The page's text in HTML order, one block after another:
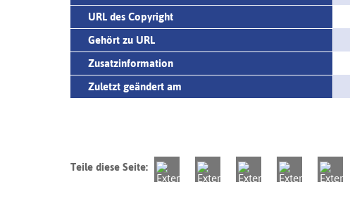
URL des Copyright
Gehört zu URL
Zusatzinformation
Zuletzt geändert am
Teile diese Seite: